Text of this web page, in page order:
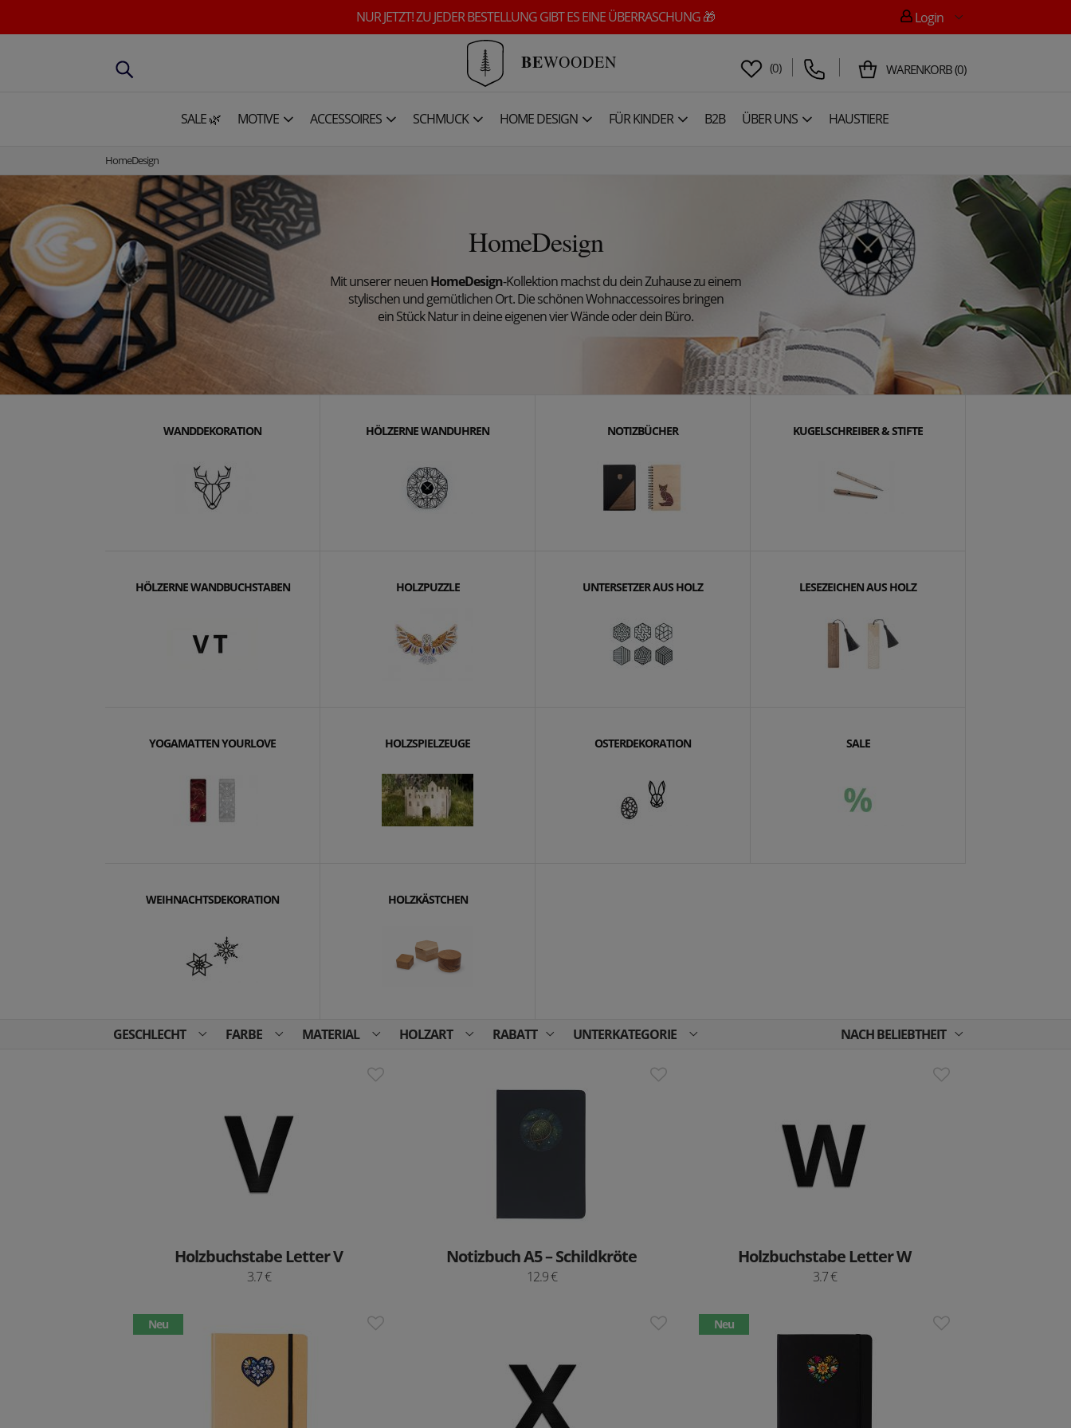
NUR JETZT! ZU JEDER BESTELLUNG GIBT ES EINE ÜBERRASCHUNG 🎁 Login
BEWOODEN (0) WARENKORB(0)
SALE 🌿 MOTIVE ACCESSOIRES SCHMUCK HOME DESIGN FÜR KINDER B2B ÜBER UNS HAUSTIERE
HomeDesign
HomeDesign
Mit unserer neuenHomeDesign-Kollektion machst du dein Zuhause zu einem
stylischen und gemütlichen Ort. Die schönen Wohnaccessoires bringen
ein Stück Natur in deine eigenen vier Wände oder dein Büro.
WANDDEKORATION HÖLZERNE WANDUHREN NOTIZBÜCHER KUGELSCHREIBER & STIFTE
HÖLZERNE WANDBUCHSTABEN HOLZPUZZLE UNTERSETZER AUS HOLZ LESEZEICHEN AUS HOLZ
YOGAMATTEN YOURLOVE HOLZSPIELZEUGE OSTERDEKORATION SALE
WEIHNACHTSDEKORATION HOLZKÄSTCHEN
GESCHLECHT FARBE MATERIAL HOLZART RABATT UNTERKATEGORIE NACH BELIEBTHEIT
Holzbuchstabe Letter V
3.7 €
Notizbuch A5 – Schildkröte
12.9 €
Holzbuchstabe Letter W
3.7 €
Neu Neu